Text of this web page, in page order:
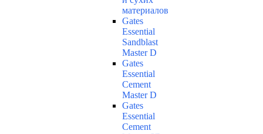
материалов
Gates
Essential
Sandblast
Master D
Gates
Essential
Cement
Master D
Gates
Essential
Cement